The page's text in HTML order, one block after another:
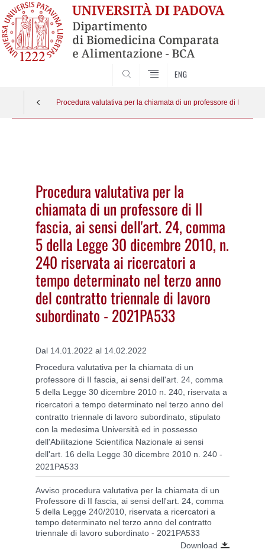
ENG
Procedura valutativa per la chiamata di un professore di II
Procedura valutativa per la
chiamata di un professore di II
fascia, ai sensi dell'art. 24, comma
5 della Legge 30 dicembre 2010, n.
240 riservata ai ricercatori a
tempo determinato nel terzo anno
del contratto triennale di lavoro
subordinato - 2021PA533
Dal 14.01.2022 al 14.02.2022
Procedura valutativa per la chiamata di un
professore di II fascia, ai sensi dell'art. 24, comma
5 della Legge 30 dicembre 2010 n. 240, riservata a
ricercatori a tempo determinato nel terzo anno del
contratto triennale di lavoro subordinato, stipulato
con la medesima Università ed in possesso
dell'Abilitazione Scientifica Nazionale ai sensi
dell'art. 16 della Legge 30 dicembre 2010 n. 240 -
2021PA533
Avviso procedura valutativa per la chiamata di un
Professore di II fascia, ai sensi dell'art. 24, comma
5 della Legge 240/2010, riservata a ricercatori a
tempo determinato nel terzo anno del contratto
triennale di lavoro subordinato - 2021PA533
Download